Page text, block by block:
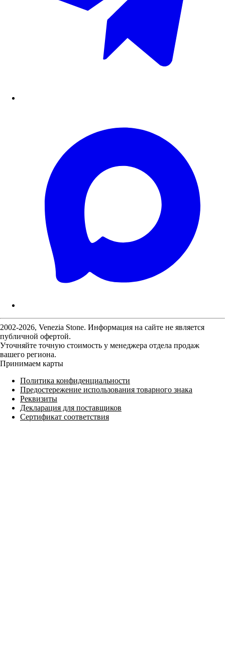
2002-2026, Venezia Stone. Информация на сайте не является
публичной офертой.
Уточняйте точную стоимость у менеджера отдела продаж
вашего региона.
Принимаем карты
Политика конфиденциальности
Предостережение использования товарного знака
Реквизиты
Декларация для поставщиков
Сертификат соответствия